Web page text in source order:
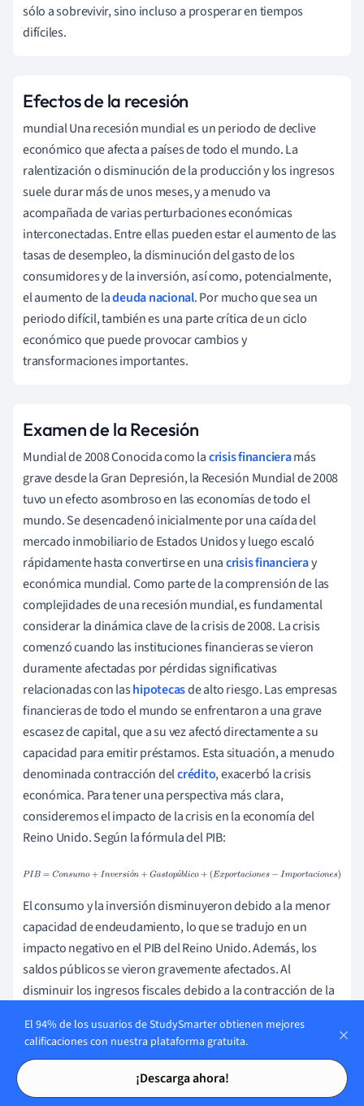
Tarjetas de estudio
Tarjetas de estudio
sólo a sobrevivir, sino incluso a prosperar en tiempos
difíciles.
Efectos de la recesión
mundial Una recesión mundial es un periodo de declive
económico que afecta a países de todo el mundo. La
ralentización o disminución de la producción y los ingresos
suele durar más de unos meses, y a menudo va
acompañada de varias perturbaciones económicas
interconectadas. Entre ellas pueden estar el aumento de las
tasas de desempleo, la disminución del gasto de los
consumidores y de la inversión, así como, potencialmente,
el aumento de ladeuda nacional. Por mucho que sea un
periodo difícil, también es una parte crítica de un ciclo
económico que puede provocar cambios y
transformaciones importantes.
Examen de la Recesión
Mundial de 2008 Conocida como lacrisis financieramás
grave desde la Gran Depresión, la Recesión Mundial de 2008
tuvo un efecto asombroso en las economías de todo el
mundo. Se desencadenó inicialmente por una caída del
mercado inmobiliario de Estados Unidos y luego escaló
rápidamente hasta convertirse en unacrisis financieray
económica mundial. Como parte de la comprensión de las
complejidades de una recesión mundial, es fundamental
considerar la dinámica clave de la crisis de 2008. La crisis
comenzó cuando las instituciones financieras se vieron
duramente afectadas por pérdidas significativas
relacionadas con lashipotecasde alto riesgo. Las empresas
financieras de todo el mundo se enfrentaron a una grave
escasez de capital, que a su vez afectó directamente a su
capacidad para emitir préstamos. Esta situación, a menudo
denominada contracción delcrédito, exacerbó la crisis
económica. Para tener una perspectiva más clara,
consideremos el impacto de la crisis en la economía del
Reino Unido. Según la fórmula del PIB:
ó ú
PIB=Consumo+Inversión+Gastopúblico+
El consumo y la inversión disminuyeron debido a la menor
capacidad de endeudamiento, lo que se tradujo en un
impacto negativo en el PIB del Reino Unido. Además, los
saldos públicos se vieron gravemente afectados. Al
disminuir los ingresos fiscales debido a la contracción de la
principalmente al aumento delgasto públicodestinado a
estimular la economía y a los numerosos rescates
bancarios. El aumento de las tasas de desempleo sacudió la
economía. A medida que las empresas pasaban apuros y se
El 94% de los usuarios de StudySmarter obtienen mejores
calificaciones con nuestra plataforma gratuita.
¡Descarga ahora!